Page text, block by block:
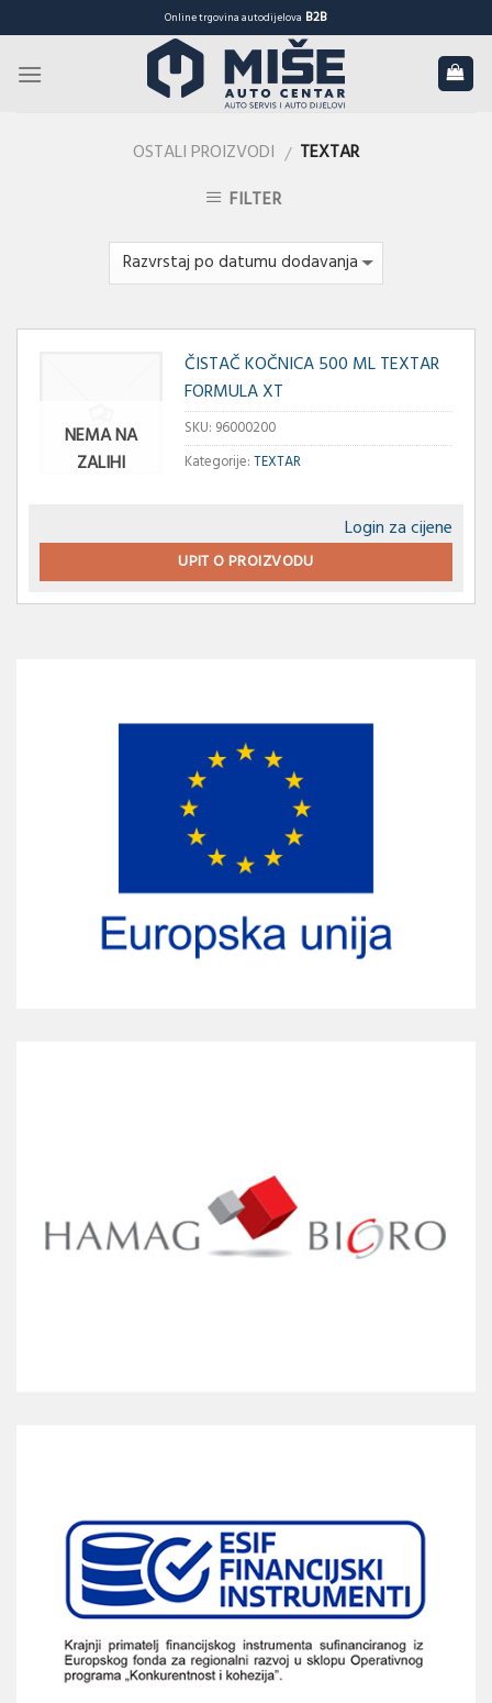
to
content
Online trgovina autodijelova B2B
OSTALI PROIZVODI / TEXTAR
FILTER
NEMA NA
ZALIHI
ČISTAČ KOČNICA 500 ML TEXTAR
FORMULA XT
SKU: 96000200
Kategorije:TEXTAR
Login za cijene
UPIT O PROIZVODU